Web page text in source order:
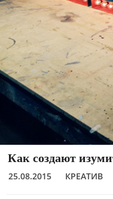
Как создают
25.08.2015 КРЕАТИВ